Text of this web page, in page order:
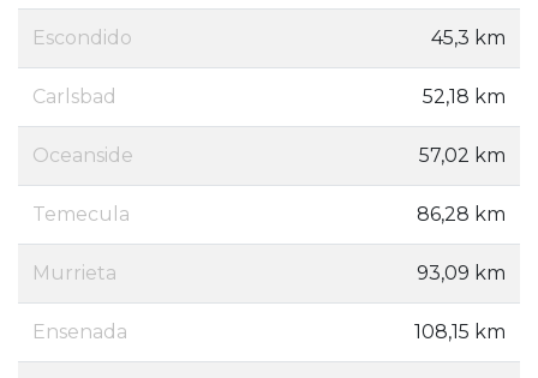
Escondido 45,3 km
Carlsbad 52,18 km
Oceanside 57,02 km
Temecula 86,28 km
Murrieta 93,09 km
Ensenada 108,15 km